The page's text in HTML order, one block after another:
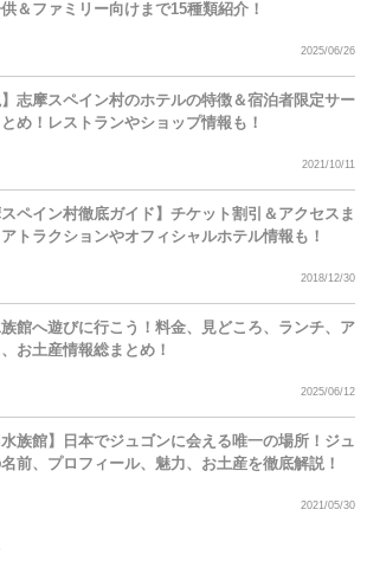
＆ファミリー向けまで15種類紹介！
2025/06/26
】志摩スペイン村のホテルの特徴＆宿泊者限定サー
め！レストランやショップ情報も！
2021/10/11
スペイン村徹底ガイド】チケット割引＆アクセスま
トラクションやオフィシャルホテル情報も！
2018/12/30
館へ遊びに行こう！料金、見どころ、ランチ、ア
お土産情報総まとめ！
2025/06/12
水族館】日本でジュゴンに会える唯一の場所！ジュ
前、プロフィール、魅力、お土産を徹底解説！
2021/05/30